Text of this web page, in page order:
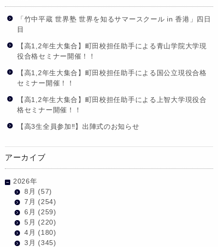
「竹中平蔵 世界塾 世界を知るサマースクール in 香港」四日
目
【高1,2年生大集合】町田校担任助手による青山学院大学現
役合格セミナー開催！！
【高1,2年生大集合】町田校担任助手による国公立現役合格
セミナー開催！！
【高1,2年生大集合】町田校担任助手による上智大学現役合
格セミナー開催！！
【高3生全員参加‼】出陣式のお知らせ
アーカイブ
2026年
8月 (57)
7月 (254)
6月 (259)
5月 (220)
4月 (180)
3月 (345)